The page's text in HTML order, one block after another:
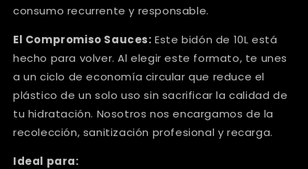
consumo recurrente y responsable.
El Compromiso Sauces: Este bidón de 10L está
hecho para volver. Al elegir este formato, te unes
a un ciclo de economía circular que reduce el
plástico de un solo uso sin sacrificar la calidad de
tu hidratación. Nosotros nos encargamos de la
recolección, sanitización profesional y recarga.
Ideal para: